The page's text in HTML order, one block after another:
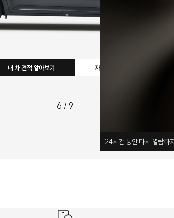
24시간 동안 다시 열람하
자세히 보기
내 차 견적 알아보기
6 / 9